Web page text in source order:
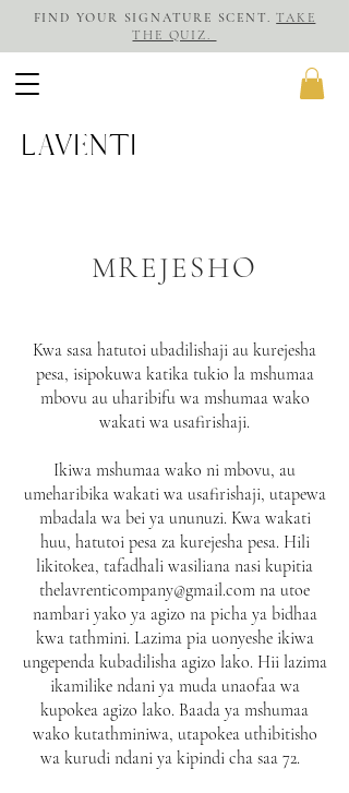
FIND YOUR SIGNATURE SCENT.TAKE
THE QUIZ.
LAVENTI
MREJESHO
Kwa sasa hatutoi ubadilishaji au kurejesha
pesa, isipokuwa katika tukio la mshumaa
mbovu au uharibifu wa mshumaa wako
wakati wa usafirishaji.
Ikiwa mshumaa wako ni mbovu, au
umeharibika wakati wa usafirishaji, utapewa
mbadala wa bei ya ununuzi. Kwa wakati
huu, hatutoi pesa za kurejesha pesa. Hili
likitokea, tafadhali wasiliana nasi kupitia
thelavrenticompany@gmail.com na utoe
nambari yako ya agizo na picha ya bidhaa
kwa tathmini. Lazima pia uonyeshe ikiwa
ungependa kubadilisha agizo lako. Hii lazima
ikamilike ndani ya muda unaofaa wa
kupokea agizo lako. Baada ya mshumaa
wako kutathminiwa, utapokea uthibitisho
wa kurudi ndani ya kipindi cha saa 72.